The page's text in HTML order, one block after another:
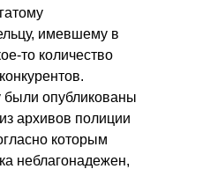
имевшему в
то количество
были опубликованы
архивов полиции
которым
неблагонадежен,